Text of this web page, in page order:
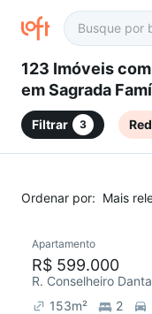
123 Imóveis com 1
em Sagrada
Sul, RS
Filtrar 3
Ordenar por: Mais
Chegou este mês
Apartamento
R$ 599.000
R. Conselheiro
153m² 2